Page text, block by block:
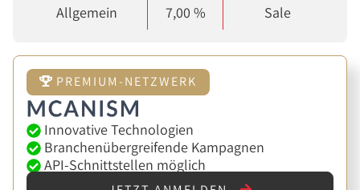
Allgemein 7,00 % Sale
PREMIUM-NETZWERK
Innovative Technologien
Branchenübergreifende Kampagnen
API-Schnittstellen möglich